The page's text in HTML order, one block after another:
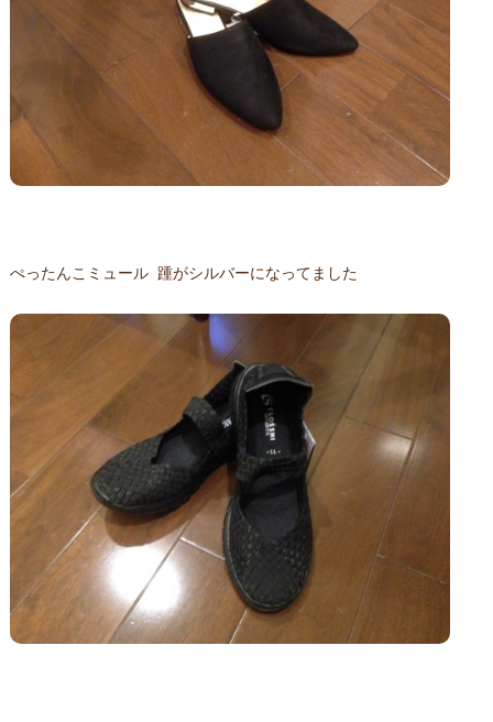
ぺったんこミュール 踵がシルバーになってました